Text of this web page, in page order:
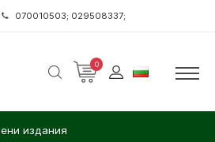
070010503; 029508337;
0
издания